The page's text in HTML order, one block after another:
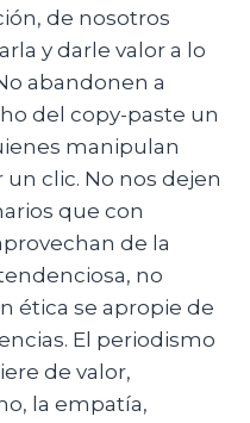
de nosotros
y darle valor a lo
abandonen a
del copy-paste un
manipulan
clic. No nos dejen
que con
de la
no
ética se apropie de
El periodismo
de valor,
la empatía,